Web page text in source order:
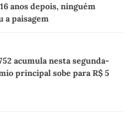
anos depois, ninguém
a paisagem
acumula nesta segunda-
principal sobe para R$ 5